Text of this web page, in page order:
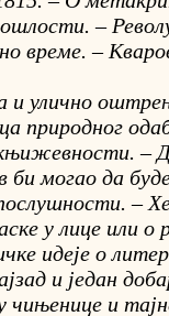
–
време. –
и улично
природног
–
би могао да
–
у лице или о
идеје о
и један
и